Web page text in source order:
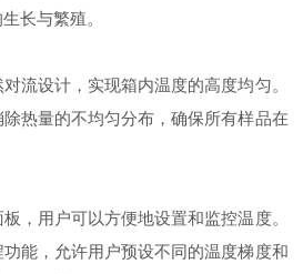
长与繁殖。
设计，实现箱内温度的高度均匀。
热量的不均匀分布，确保所有样品在
用户可以方便地设置和监控温度。
能，允许用户预设不同的温度梯度和